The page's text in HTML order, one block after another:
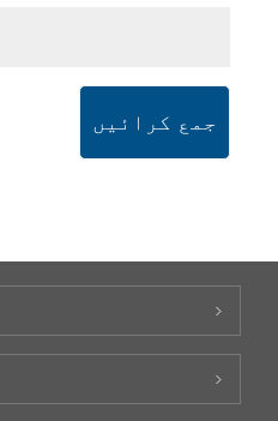
جمع کرائیں